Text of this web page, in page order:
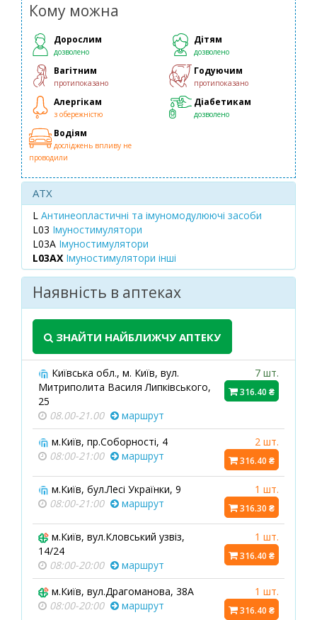
Кому можна
Дорослим
дозволено
Дітям
дозволено
Вагітним
протипоказано
Годуючим
протипоказано
Алергікам
з обережністю
Діабетикам
дозволено
Водіям
досліджень впливу не
проводили
ATX
L Антинеопластичні та імуномодулюючі засоби
L03 Імуностимулятори
L03A Імуностимулятори
L03AX Імуностимулятори інші
Наявність в аптеках
ЗНАЙТИ НАЙБЛИЖЧУ АПТЕКУ
Київська обл., м. Київ, вул.
Митриполита Василя Липківського,
25
08.00-21.00
маршрут
7 шт.
316.40 ₴
м.Київ, пр.Соборності, 4
08:00-21:00
маршрут
2 шт.
316.40 ₴
м.Київ, бул.Лесі Українки, 9
08:00-21:00
маршрут
1 шт.
316.30 ₴
м.Київ, вул.Кловський узвіз,
14/24
08:00-20:00
маршрут
1 шт.
316.40 ₴
м.Київ, вул.Драгоманова, 38А
08:00-20:00
маршрут
1 шт.
316.40 ₴